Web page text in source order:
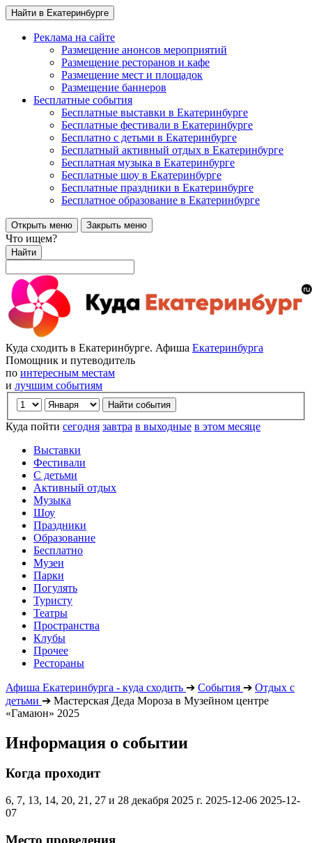
Найти в Екатеринбурге
Реклама на сайте
Размещение анонсов мероприятий
Размещение ресторанов и кафе
Размещение мест и площадок
Размещение баннеров
Бесплатные события
Бесплатные выставки в Екатеринбурге
Бесплатные фестивали в Екатеринбурге
Бесплатно с детьми в Екатеринбурге
Бесплатный активный отдых в Екатеринбурге
Бесплатная музыка в Екатеринбурге
Бесплатные шоу в Екатеринбурге
Бесплатные праздники в Екатеринбурге
Бесплатное образование в Екатеринбурге
Открыть меню Закрыть меню
Что ищем?
Найти
Куда сходить в Екатеринбурге. Афиша Екатеринбурга
Помощник и путеводитель
по интересным местам
и лучшим событиям
Куда пойти сегодня завтра в выходные в этом месяце
Выставки
Фестивали
С детьми
Активный отдых
Музыка
Шоу
Праздники
Образование
Бесплатно
Музеи
Парки
Погулять
Туристу
Театры
Пространства
Клубы
Прочее
Рестораны
Афиша Екатеринбурга - куда сходить ➔ События ➔ Отдых с
детьми ➔ Мастерская Деда Мороза в Музейном центре
«Гамаюн» 2025
Информация о событии
Когда проходит
6, 7, 13, 14, 20, 21, 27 и 28 декабря 2025 г. 2025-12-06 2025-12-
07
Место проведения